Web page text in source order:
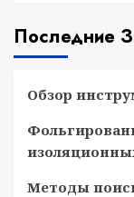
Последние
Обзор
Методы